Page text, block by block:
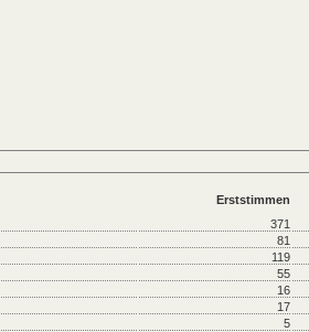
Erststimmen
371
81
119
55
16
17
5